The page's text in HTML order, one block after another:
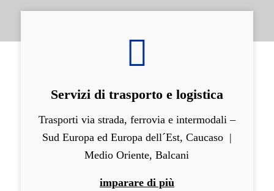
Servizi di trasporto e logistica
Trasporti via strada, ferrovia e intermodali –
Sud Europa ed Europa dell´Est, Caucaso |
Medio Oriente, Balcani
imparare di più